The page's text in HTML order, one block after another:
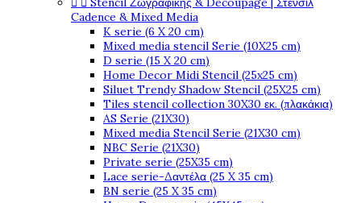
 
Cadence & Mixed Media
K serie (6 X 20 cm)
Mixed media stencil Serie (10X25 cm)
D serie (15 X 20 cm)
Home Decor Midi Stencil (25x25 cm)
Siluet Trendy Shadow Stencil (25X25 cm)
Tiles stencil collection 30X30 εκ. (πλακάκια)
AS Serie (21X30)
Mixed media Stencil Serie (21X30 cm)
NBC Serie (21X30)
Private serie (25X35 cm)
Lace serie-Δαντέλα (25 X 35 cm)
BN serie (25 X 35 cm)